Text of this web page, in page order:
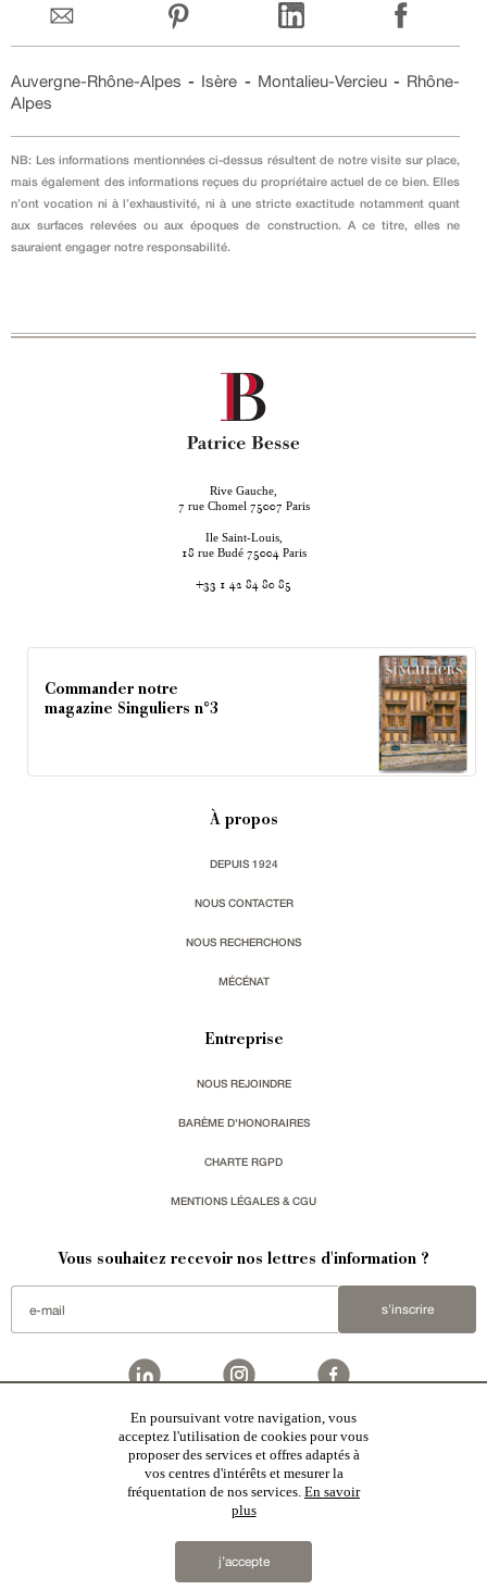
Auvergne-Rhône-Alpes - Isère - Montalieu-Vercieu - Rhône-
Alpes
NB: Les informations mentionnées ci-dessus résultent de notre visite sur place,
mais également des informations reçues du propriétaire actuel de ce bien. Elles
n’ont vocation ni à l’exhaustivité, ni à une stricte exactitude notamment quant
aux surfaces relevées ou aux époques de construction. A ce titre, elles ne
sauraient engager notre responsabilité.
Rive Gauche,
7 rue Chomel 75007 Paris
Ile Saint-Louis,
18 rue Budé 75004 Paris
+33 1 42 84 80 85
Commander notre
magazine Singuliers n°3
À propos
DEPUIS 1924
NOUS CONTACTER
NOUS RECHERCHONS
MÉCÉNAT
Entreprise
NOUS REJOINDRE
BARÈME D'HONORAIRES
CHARTE RGPD
MENTIONS LÉGALES & CGU
Vous souhaitez recevoir nos lettres d'information ?
s'inscrire
est une agence immobilière basée à Paris, ayant créé un réseau national spécialisé
dans la vente de bâtiments de caractère. Vente de
manoirs
maisons en ville,appartements ,Architecture du 20ème S.,monuments historiques
moulins,mas & corps de ferme,maisons de village
propriétés équestres,forêts et terres agricoles,biens avec vue sur mer
En poursuivant votre navigation, vous
acceptez l'utilisation de cookies pour vous
proposer des services et offres adaptés à
vos centres d'intérêts et mesurer la
fréquentation de nos services. En savoir
plus
j’accepte